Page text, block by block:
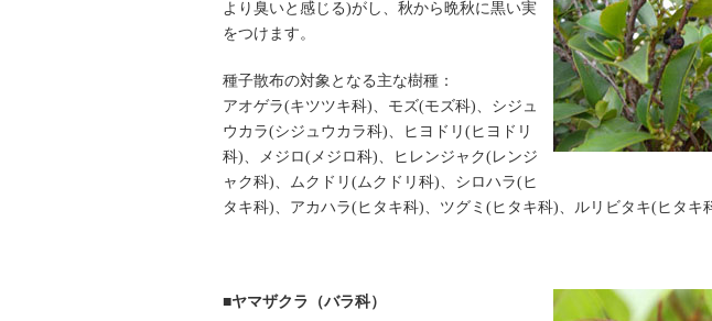
より臭いと感じる)がし、秋から晩秋に黒い実
をつけます。
種子散布の対象となる主な樹種：
アオゲラ(キツツキ科)、モズ(モズ科)、シジュ
ウカラ(シジュウカラ科)、ヒヨドリ(ヒヨドリ
科)、メジロ(メジロ科)、ヒレンジャク(レンジ
ャク科)、ムクドリ(ムクドリ科)、シロハラ(ヒ
タキ科)、アカハラ(ヒタキ科)、ツグミ(ヒタキ科)、ルリビタキ(ヒタキ
■ヤマザクラ（バラ科）